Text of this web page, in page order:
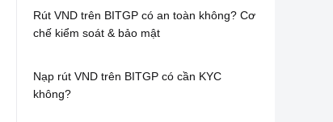
Rút VND trên BITGP có an toàn không? Cơ
chế kiểm soát & bảo mật
Nạp rút VND trên BITGP có cần KYC
không?